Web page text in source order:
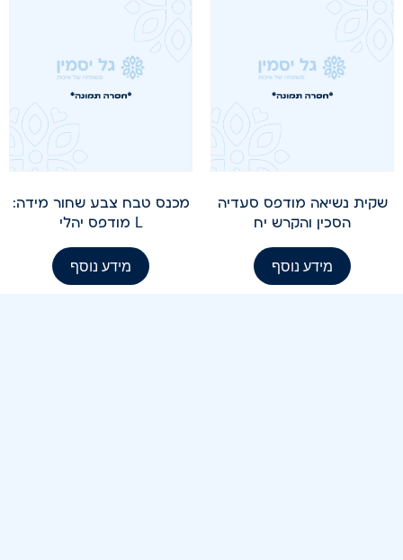
שקית נשיאה מודפס סעדיה
הסכין והקרש יח
מידע נוסף
מכנס טבח צבע שחור מידה:
L מודפס יהלי
מידע נוסף